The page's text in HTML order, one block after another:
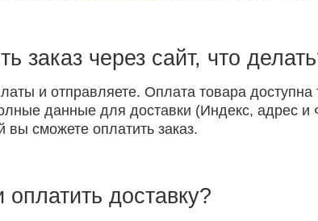
заказ через сайт, что
и отправляете. Оплата товара
данные для доставки (Индекс, адрес
вы сможете оплатить заказ.
доставку?